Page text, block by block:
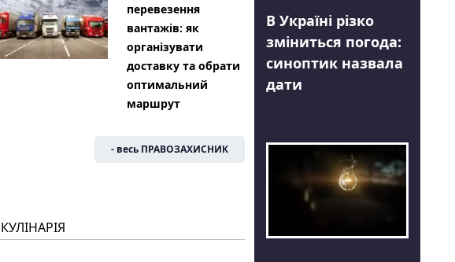
перевезення
вантажів: як
організувати
доставку та обрати
оптимальний
маршрут
- весь ПРАВОЗАХИСНИК
КУЛІНАРІЯ
В Україні різко
зміниться погода:
синоптик назвала
дати